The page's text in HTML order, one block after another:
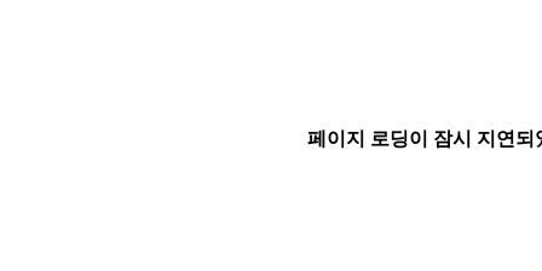
페이지 로딩이 잠시 지연